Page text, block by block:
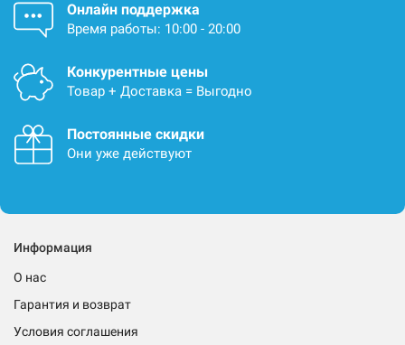
Онлайн поддержка
Время работы: 10:00 - 20:00
Конкурентные цены
Товар + Доставка = Выгодно
Постоянные скидки
Они уже действуют
Информация
О нас
Гарантия и возврат
Условия соглашения